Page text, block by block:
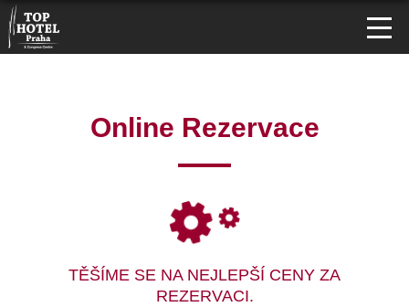
Online Rezervace
TĚŠÍME SE NA NEJLEPŠÍ CENY ZA
REZERVACI.